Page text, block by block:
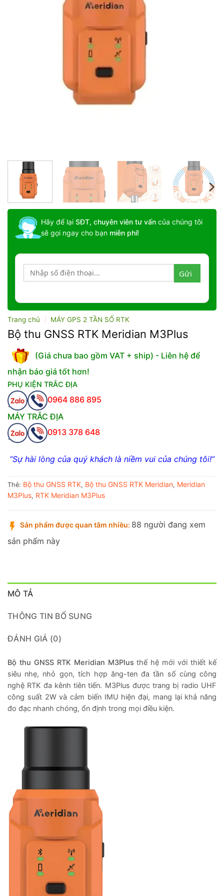
Hãy để lại SĐT, chuyên viên tư vấn của chúng tôi
sẽ gọi ngay cho bạn miễn phí!
Trang chủ / MÁY GPS 2 TẦN SỐ RTK
Bộ thu GNSS RTK Meridian M3Plus
(Giá chưa bao gồm VAT + ship) - Liên hệ để
nhận báo giá tốt hơn!
PHỤ KIỆN TRẮC ĐỊA
0964 886 895
MÁY TRẮC ĐỊA
0913 378 648
“Sự hài lòng của quý khách là niềm vui của chúng tôi!”
Thẻ: Bộ thu GNSS RTK, Bộ thu GNSS RTK Meridian, Meridian
M3Plus, RTK Meridian M3Plus
Sản phẩm được quan tâm nhiều: 88 người đang xem
sản phẩm này
MÔ TẢ
THÔNG TIN BỔ SUNG
ĐÁNH GIÁ (0)
Bộ thu GNSS RTK Meridian M3Plusthế hệ mới với thiết kế
siêu nhẹ, nhỏ gọn, tích hợp ăng-ten đa tần số cùng công
nghệ RTK đa kênh tiên tiến. M3Plus được trang bị radio UHF
công suất 2W và cảm biến IMU hiện đại, mang lại khả năng
đo đạc nhanh chóng, ổn định trong mọi điều kiện.